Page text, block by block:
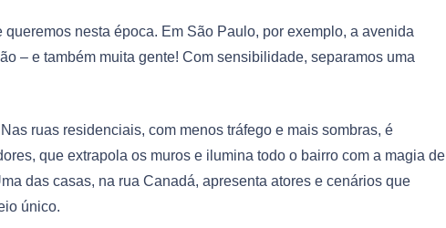
nesta época. Em São Paulo, por exemplo, a avenida
– e também muita gente! Com sensibilidade, separamos uma
ruas residenciais, com menos tráfego e mais sombras, é
que extrapola os muros e ilumina todo o bairro com a magia de
das casas, na rua Canadá, apresenta atores e cenários que
único.